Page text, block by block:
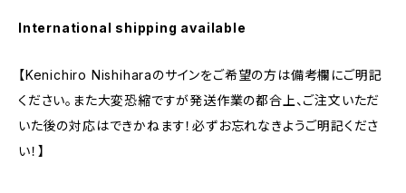
International shipping available
【Kenichiro Nishiharaのサインをご希望の方は備考欄にご明記
ください。また大変恐縮ですが発送作業の都合上、ご注文いただ
いた後の対応はできかねます！必ずお忘れなきようご明記くださ
い！】